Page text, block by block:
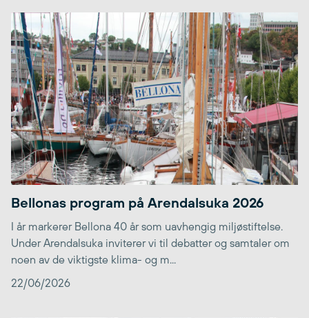
Bellonas program på Arendalsuka 2026
I år markerer Bellona 40 år som uavhengig miljøstiftelse.
Under Arendalsuka inviterer vi til debatter og samtaler om
noen av de viktigste klima- og m...
22/06/2026